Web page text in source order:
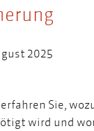
2025
Sie,
wird und